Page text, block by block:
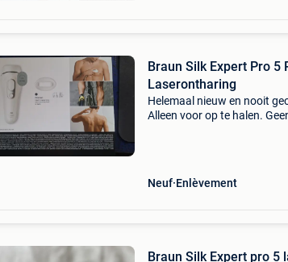
Braun Silk Expert Pro 5
Laserontharing
Helemaal nieuw en nooit
Alleen voor op te halen.
Neuf Enlèvement
Braun Silk Expert pro 5